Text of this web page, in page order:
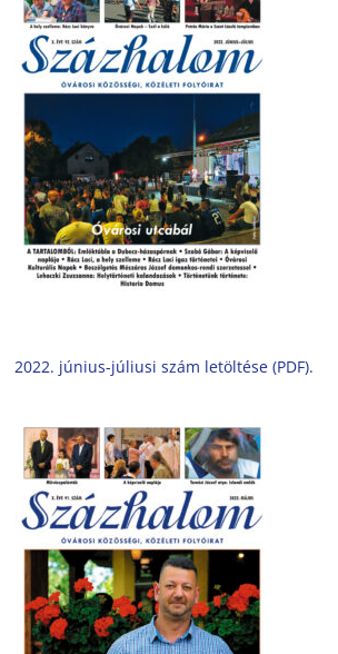
2022. június-júliusi szám letöltése (PDF).